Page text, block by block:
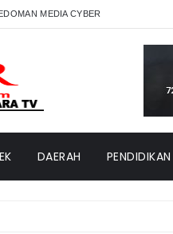
MEDIA CYBER
DAERAH PENDIDIKAN